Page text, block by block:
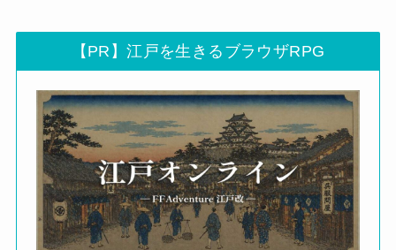
【PR】江戸を生きるブラウザRPG